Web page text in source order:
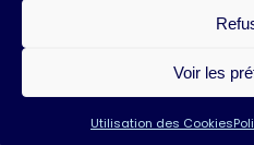
Voir les
Utilisation des Cookies